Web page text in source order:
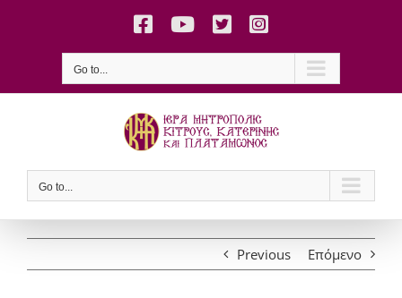
FacebookYouTube
X Instagram
Go to...
Go to...
Previous Επόμενο